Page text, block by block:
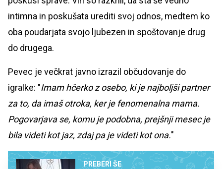
intimna in poskušata urediti svoj odnos, medtem ko
oba poudarjata svojo ljubezen in spoštovanje drug
do drugega.
Pevec je večkrat javno izrazil občudovanje do
igralke: "Imam hčerko z osebo, ki je najboljši partner
za to, da imaš otroka, ker je fenomenalna mama.
Pogovarjava se, komu je podobna, prejšnji mesec je
bila videti kot jaz, zdaj pa je videti kot ona."
PREBERI ŠE